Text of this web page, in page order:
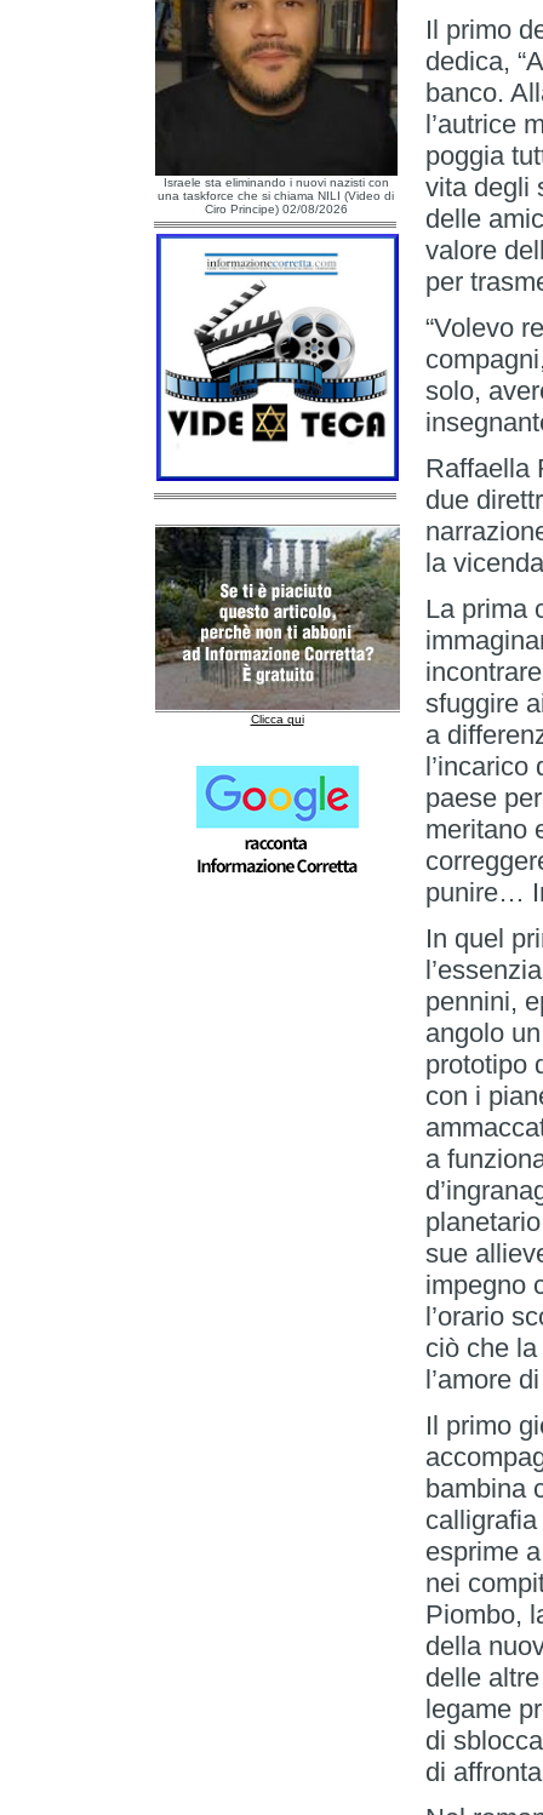
Israele sta eliminando i nuovi nazisti con
una taskforce che si chiama NILI (Video di
Ciro Principe) 02/08/2026
Clicca qui
Il primo
dedica,
banco.
l’autrice
poggia
vita degli
delle
valore
per
“Volevo
solo,
Raffaella
due
la
La prima
sfuggire
a
paese
meritano
punire…
In quel
pennini,
angolo
prototipo
con i
a
sue
impegno
l’orario
ciò che
l’amore
Il primo
bambina
esprime
nei
Piombo,
della
delle
legame
di
di